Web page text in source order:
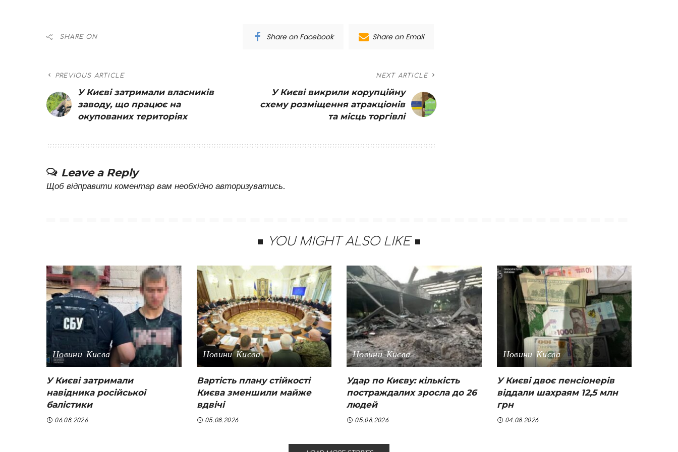
SHARE ON Share on Facebook Share on Email
PREVIOUS ARTICLE
У Києві затримали власників
заводу, що працює на
окупованих територіях
NEXT ARTICLE
У Києві викрили корупційну
схему розміщення атракціонів
та місць торгівлі
Leave a Reply
Щоб відправити коментар вам необхідно авторизуватись.
YOU MIGHT ALSO LIKE
Новини Києва
У Києві затримали
навідника російської
балістики
06.08.2026
Новини Києва
Вартість плану стійкості
Києва зменшили майже
вдвічі
05.08.2026
Новини Києва
Удар по Києву: кількість
постраждалих зросла до 26
людей
05.08.2026
Новини Києва
У Києві двоє пенсіонерів
віддали шахраям 12,5 млн
грн
04.08.2026